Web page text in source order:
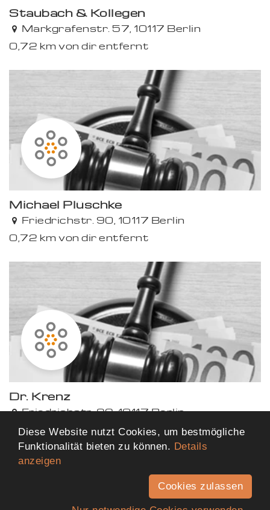
Staubach & Kollegen
Markgrafenstr. 57, 10117 Berlin
0,72 km von dir entfernt
Michael Plüschke
Friedrichstr. 90, 10117 Berlin
0,72 km von dir entfernt
Dr. Krenz
Friedrichstr. 82, 10117 Berlin
0,72 km von dir entfernt
Diese Website nutzt Cookies, um bestmögliche
Funktionalität bieten zu können. Details
anzeigen
Cookies zulassen